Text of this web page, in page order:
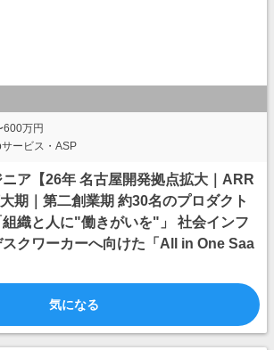
600万円
ービス・ASP
ア【26年 名古屋開発拠点拡大｜ARR
期｜第二創業期 約30名のプロダクト
織と人に"働きがいを"」 社会インフ
クワーカーへ向けた「All in One Saa
気になる